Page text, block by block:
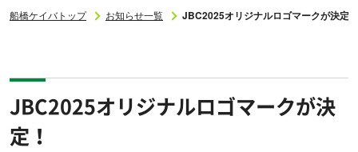
船橋ケイバトップ お知らせ一覧 JBC2025オリジナルロゴマークが決定！
JBC2025オリジナルロゴマークが決
定！